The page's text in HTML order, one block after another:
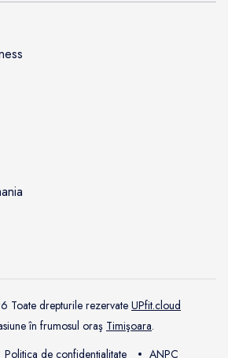
Toate drepturile rezervate UPfit.cloud
în frumosul oraş Timişoara.
Politica de confidențialitate ANPC